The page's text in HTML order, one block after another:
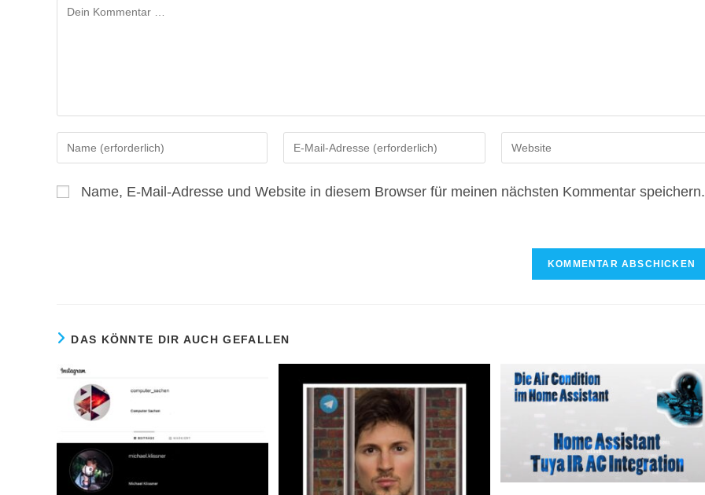
Kommentar
Gib
deinen
oder
Gib
deine
Mail-
Gib
deine
URL
Name, E-Mail-Adresse und Website in diesem Browser für meinen nächsten Kommentar speichern.
DAS KÖNNTE DIR AUCH GEFALLEN